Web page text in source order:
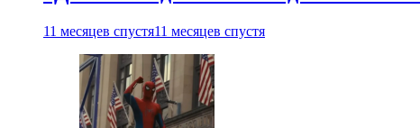
11 месяцев спустя11 месяцев спустя